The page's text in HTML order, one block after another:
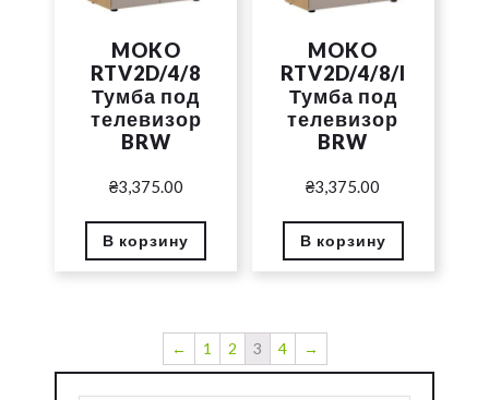
MOKO
RTV2D/4/8
Тумба под
телевизор
BRW
₴3,375.00
В корзину
MOKO
RTV2D/4/8/I
Тумба под
телевизор
BRW
₴3,375.00
В корзину
← 1 2 3 4 →